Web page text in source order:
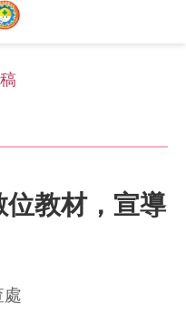
教材，宣導
處